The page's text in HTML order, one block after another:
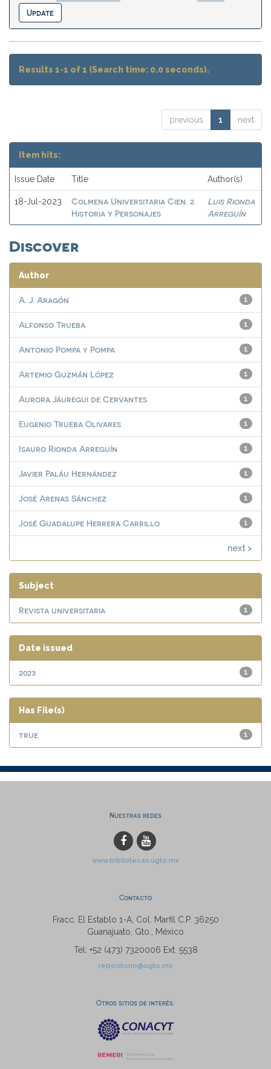
Results 1-1 of 1 (Search time: 0.0 seconds).
previous 1 next
Item hits:
Issue Date Title Author(s)
18-Jul-2023
Colmena Universitaria Cien. 2.
Historia y Personajes
Luis Rionda
Arreguín
Discover
Author
1
A. J. Aragón
1
Alfonso Trueba
1
Antonio Pompa y Pompa
1
Artemio Guzmán López
1
Aurora Jáuregui de Cervantes
1
Eugenio Trueba Olivares
1
Isauro Rionda Arreguín
1
Javier Paláu Hernández
1
José Arenas Sánchez
1
José Guadalupe Herrera Carrillo
next >
Subject
1
Revista universitaria
Date issued
1
2023
Has File(s)
1
true
Nuestras redes
www.bibliotecas.ugto.mx
Contacto
Fracc. El Establo 1-A, Col. Marfil C.P. 36250
Guanajuato, Gto., México
Tel: +52 (473) 7320006 Ext. 5538
repositorio@ugto.mx
Otros sitios de interés: